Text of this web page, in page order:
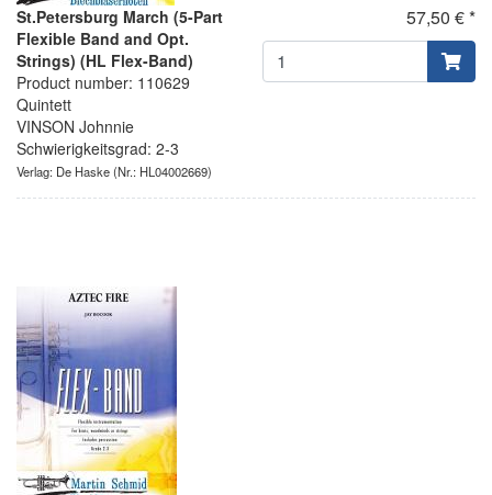
St.Petersburg March (5-Part
Flexible Band and Opt.
Strings) (HL Flex-Band)
Product number: 110629
Quintett
VINSON Johnnie
Schwierigkeitsgrad: 2-3
Verlag: De Haske(Nr.: HL04002669)
57,50 € *